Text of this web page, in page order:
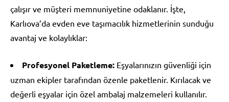
çalışır ve müşteri memnuniyetine odaklanır. İşte,
Karlıova’da evden eve taşımacılık hizmetlerinin sunduğu
avantaj ve kolaylıklar:
Profesyonel Paketleme: Eşyalarınızın güvenliği için
uzman ekipler tarafından özenle paketlenir. Kırılacak ve
değerli eşyalar için özel ambalaj malzemeleri kullanılır.